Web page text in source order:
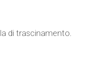
di trascinamento.